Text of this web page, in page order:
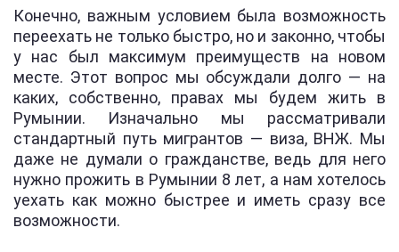
Конечно, важным условием была возможность
переехать не только быстро, но и законно, чтобы
у нас был максимум преимуществ на новом
месте. Этот вопрос мы обсуждали долго — на
каких, собственно, правах мы будем жить в
Румынии. Изначально мы рассматривали
стандартный путь мигрантов — виза, ВНЖ. Мы
даже не думали о гражданстве, ведь для него
нужно прожить в Румынии 8 лет, а нам хотелось
уехать как можно быстрее и иметь сразу все
возможности.